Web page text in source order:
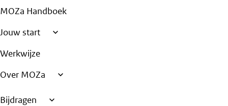
MOZa Handboek
Jouw start
Werkwijze
Over MOZa
Bijdragen